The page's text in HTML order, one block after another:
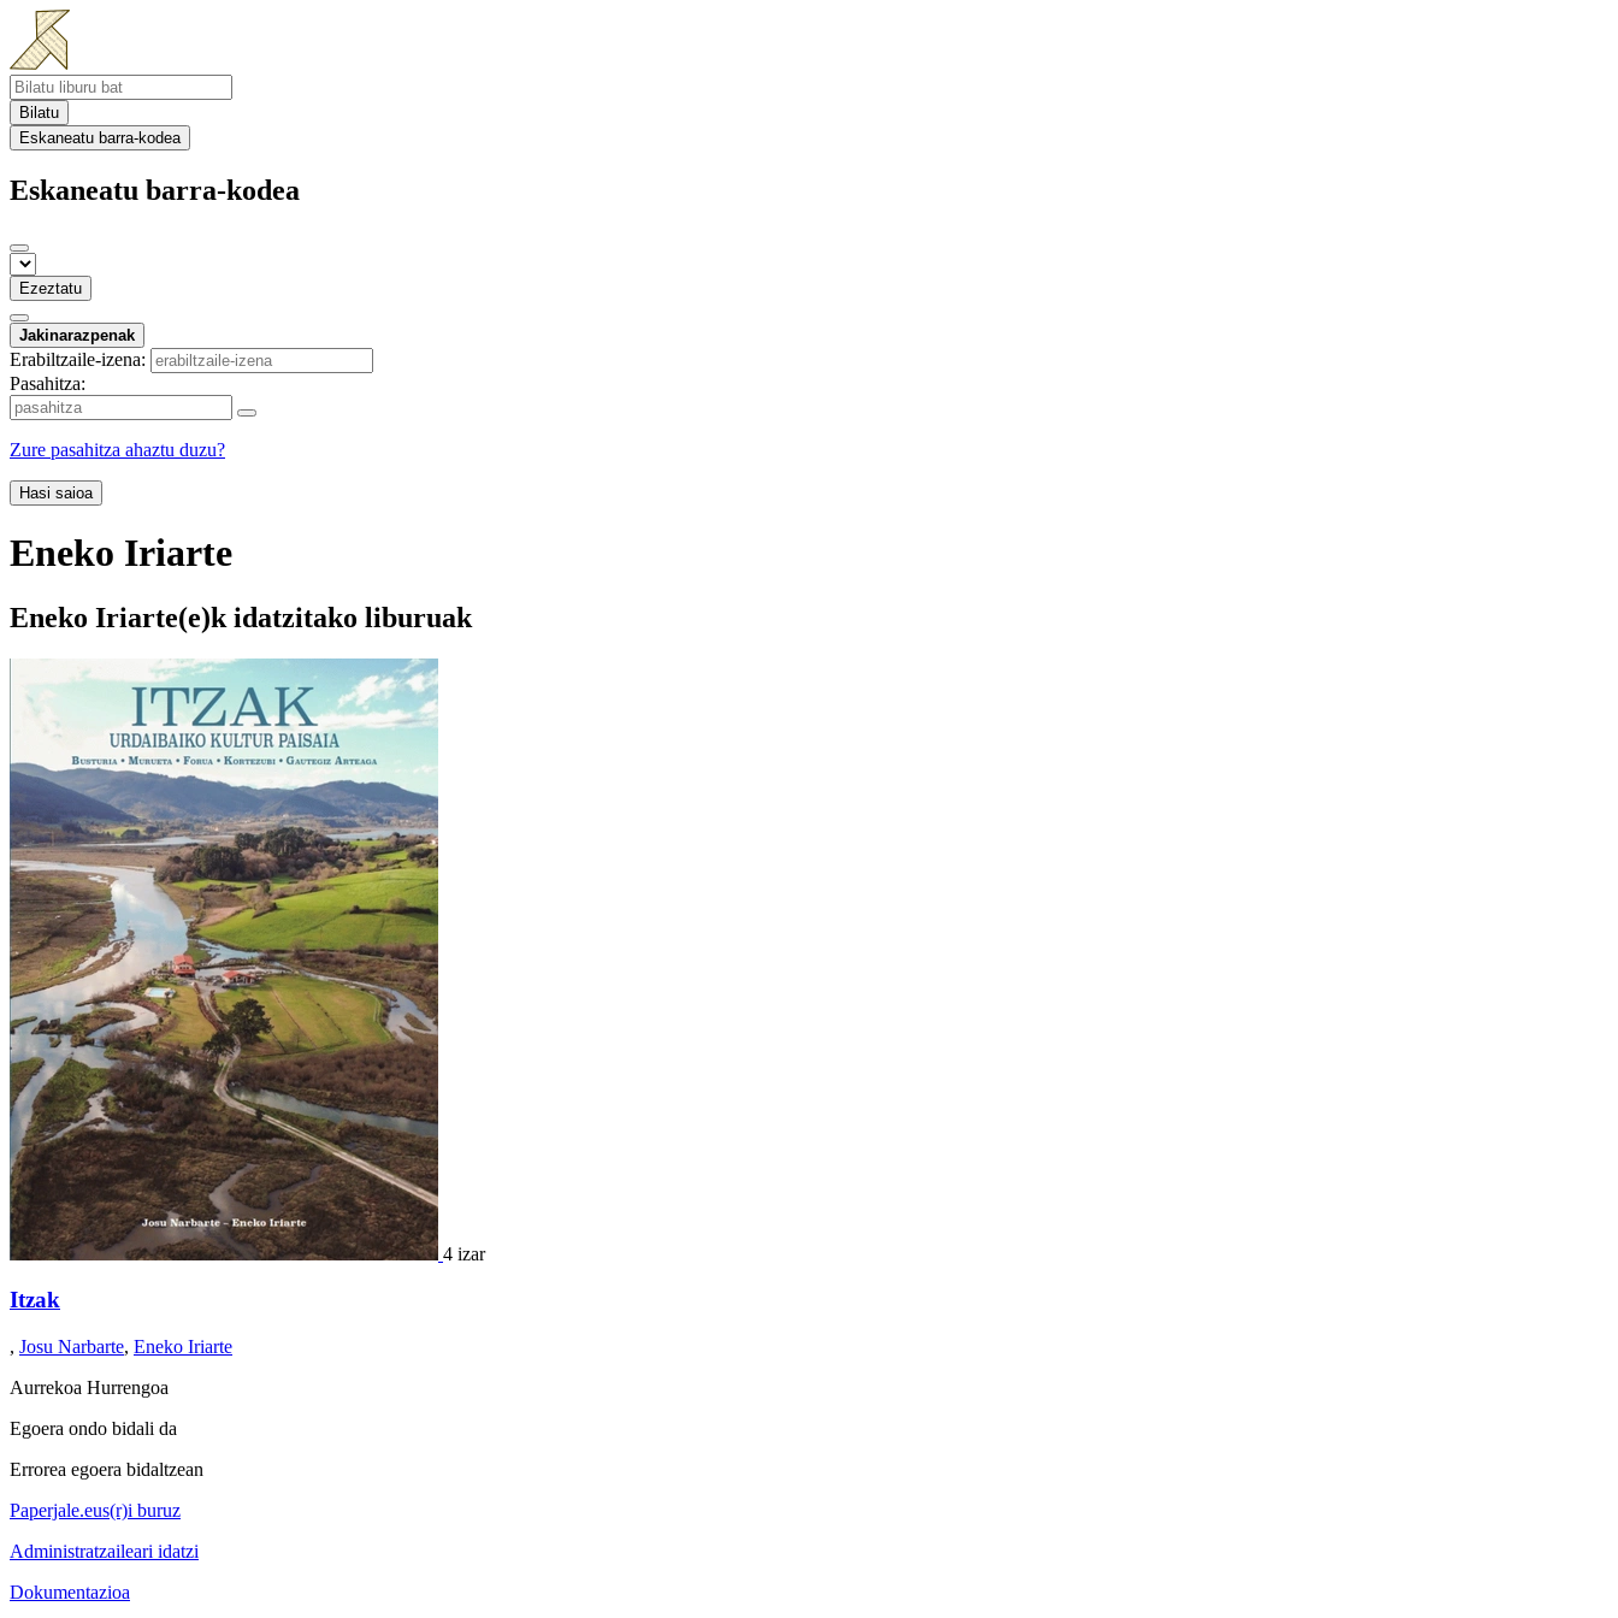
Bilatu
Eskaneatu barra-kodea
Eskaneatu barra-kodea
Ezeztatu
Jakinarazpenak
Erabiltzaile-izena:
Pasahitza:
Zure pasahitza ahaztu duzu?
Hasi saioa
Eneko Iriarte
Eneko Iriarte(e)k idatzitako liburuak
4 izar
Itzak
, Josu Narbarte, Eneko Iriarte
Aurrekoa Hurrengoa
Egoera ondo bidali da
Errorea egoera bidaltzean
Paperjale.eus(r)i buruz
Administratzaileari idatzi
Dokumentazioa